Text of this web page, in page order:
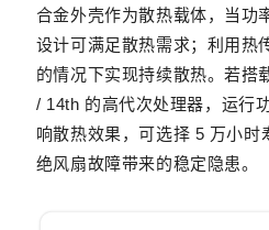
合金外壳作为散热载体，当功
设计可满足散热需求；利用热
的情况下实现持续散热。若搭
/ 14th 的高代次处理器，运行
响散热效果，可选择 5 万小时
绝风扇故障带来的稳定隐患。